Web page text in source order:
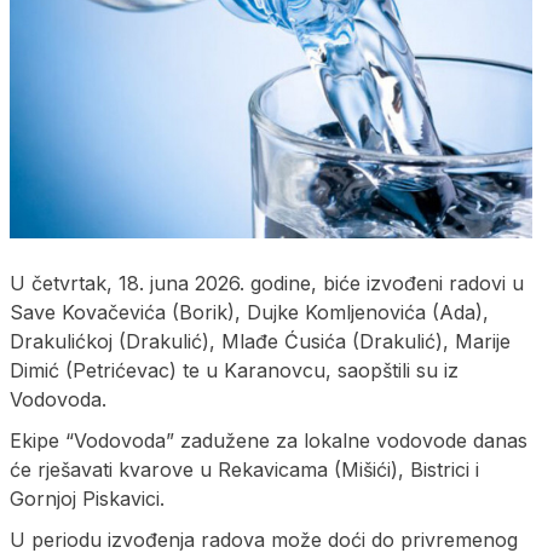
U četvrtak, 18. juna 2026. godine, biće izvođeni radovi u
Save Kovačevića (Borik), Dujke Komljenovića (Ada),
Drakulićkoj (Drakulić), Mlađe Ćusića (Drakulić), Marije
Dimić (Petrićevac) te u Karanovcu, saopštili su iz
Vodovoda.
Ekipe “Vodovoda” zadužene za lokalne vodovode danas
će rješavati kvarove u Rekavicama (Mišići), Bistrici i
Gornjoj Piskavici.
U periodu izvođenja radova može doći do privremenog